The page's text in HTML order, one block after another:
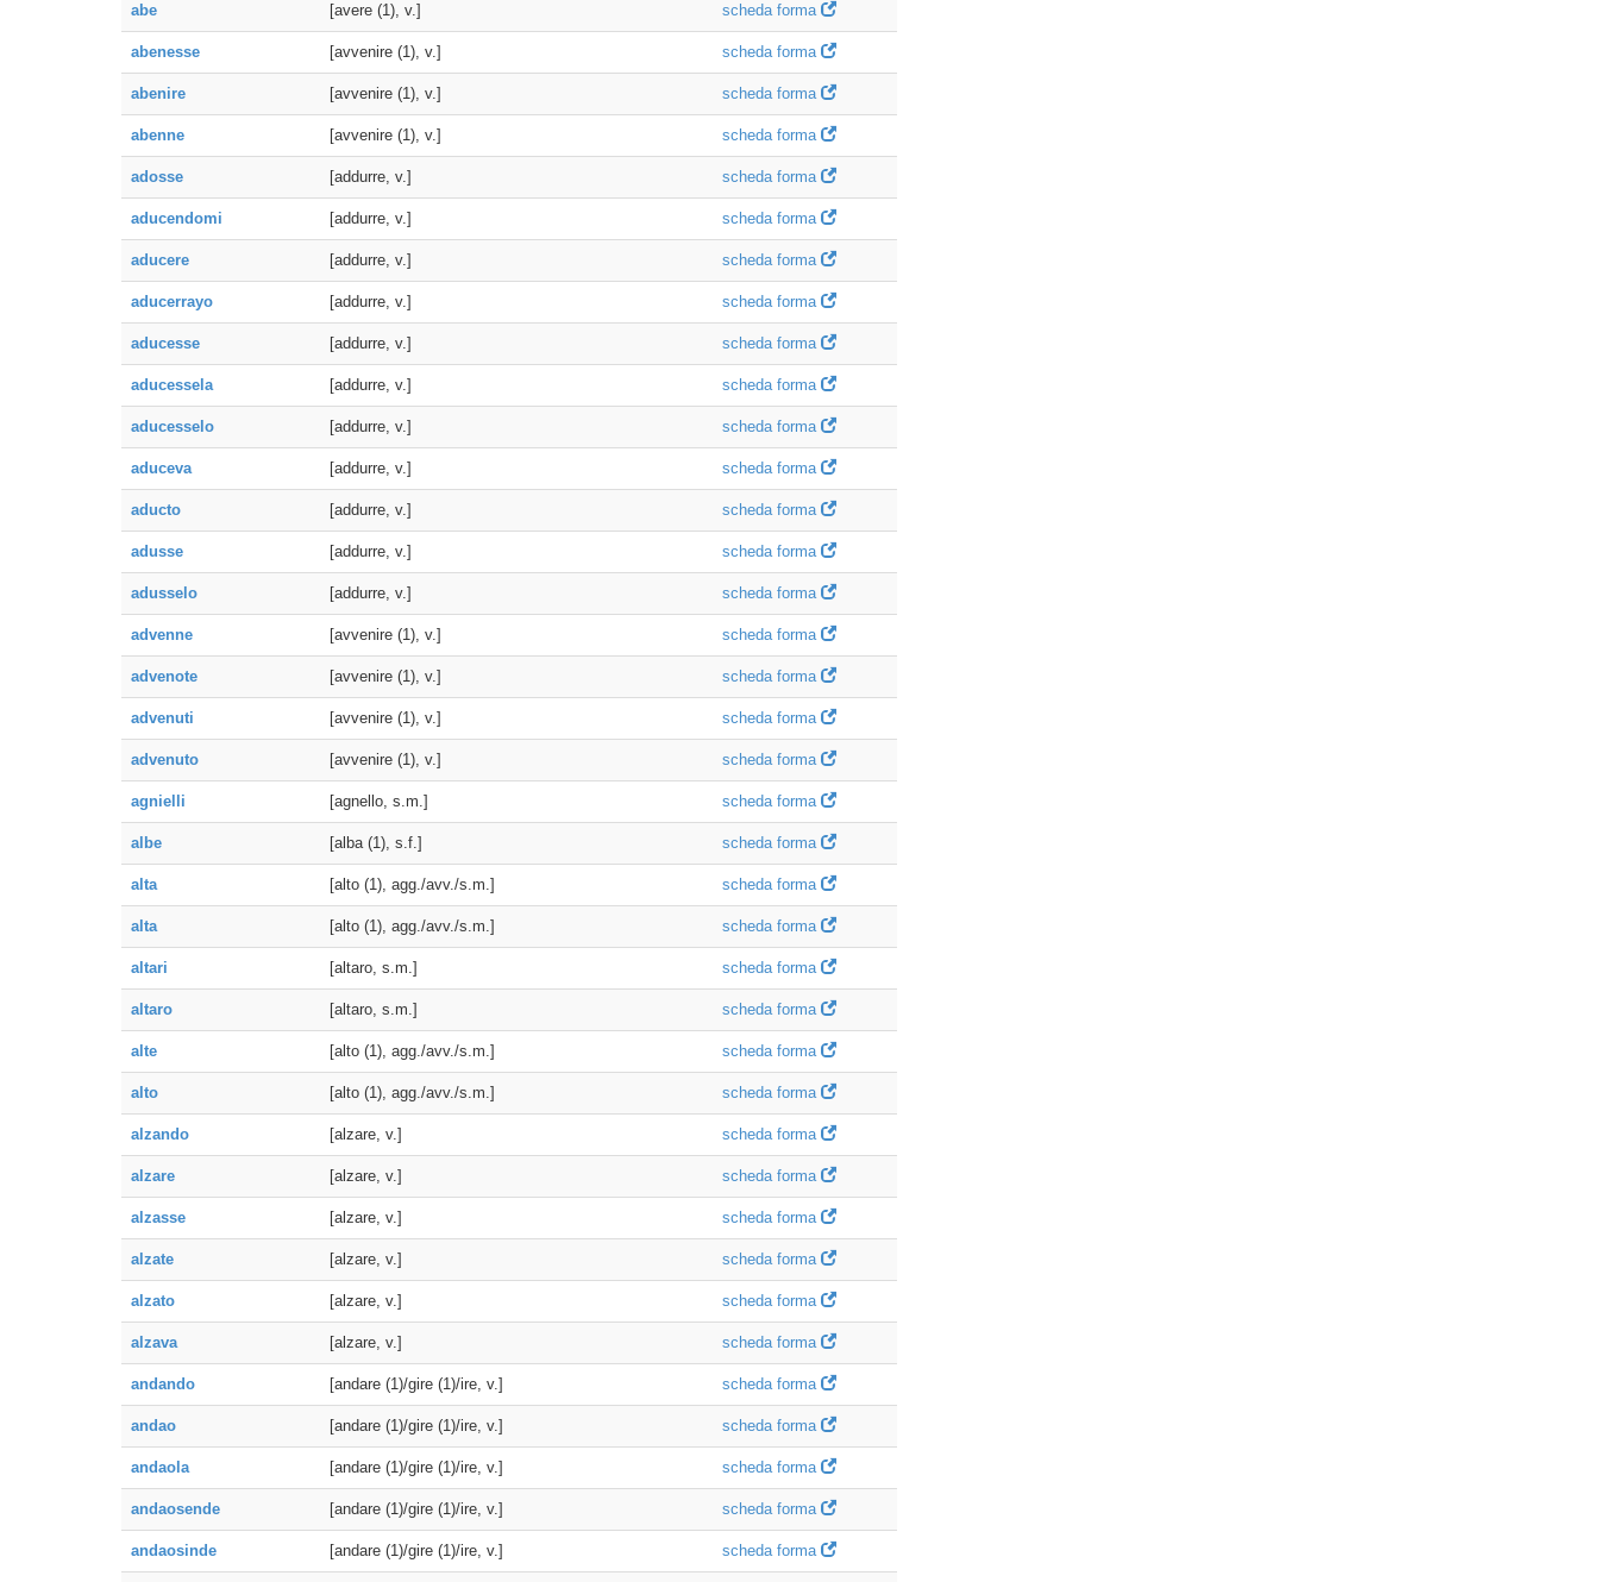
abe [avere (1), v.] scheda forma
abenesse [avvenire (1), v.] scheda forma
abenire [avvenire (1), v.] scheda forma
abenne [avvenire (1), v.] scheda forma
adosse [addurre, v.] scheda forma
aducendomi [addurre, v.] scheda forma
aducere [addurre, v.] scheda forma
aducerrayo [addurre, v.] scheda forma
aducesse [addurre, v.] scheda forma
aducessela [addurre, v.] scheda forma
aducesselo [addurre, v.] scheda forma
aduceva [addurre, v.] scheda forma
aducto [addurre, v.] scheda forma
adusse [addurre, v.] scheda forma
adusselo [addurre, v.] scheda forma
advenne [avvenire (1), v.] scheda forma
advenote [avvenire (1), v.] scheda forma
advenuti [avvenire (1), v.] scheda forma
advenuto [avvenire (1), v.] scheda forma
agnielli [agnello, s.m.] scheda forma
albe [alba (1), s.f.] scheda forma
alta [alto (1), agg./avv./s.m.] scheda forma
alta [alto (1), agg./avv./s.m.] scheda forma
altari [altaro, s.m.] scheda forma
altaro [altaro, s.m.] scheda forma
alte [alto (1), agg./avv./s.m.] scheda forma
alto [alto (1), agg./avv./s.m.] scheda forma
alzando [alzare, v.] scheda forma
alzare [alzare, v.] scheda forma
alzasse [alzare, v.] scheda forma
alzate [alzare, v.] scheda forma
alzato [alzare, v.] scheda forma
alzava [alzare, v.] scheda forma
andando [andare (1)/gire (1)/ire, v.] scheda forma
andao [andare (1)/gire (1)/ire, v.] scheda forma
andaola [andare (1)/gire (1)/ire, v.] scheda forma
andaosende [andare (1)/gire (1)/ire, v.] scheda forma
andaosinde [andare (1)/gire (1)/ire, v.] scheda forma